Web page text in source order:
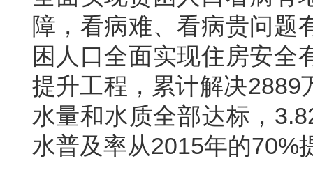
障，看病难、看病贵问题
困人口全面实现住房安全
提升工程，累计解决2889
水量和水质全部达标，
水普及率从2015年的70%